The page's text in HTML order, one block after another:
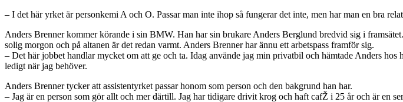
– I det här yrket är personkemi A och O. Passar man inte ihop så fungerar det inte, men har man en bra
Anders Brenner kommer körande i sin BMW. Han har sin brukare Anders Berglund bredvid sig i
solig morgon och på altanen är det redan varmt. Anders Brenner har ännu ett arbetspass framför sig.
– Det här jobbet handlar mycket om att ge och ta. Idag använde jag min privatbil och hämtade Anders
ledigt när jag behöver.
Anders Brenner tycker att assistentyrket passar honom som person och den bakgrund han har.
– Jag är en person som gör allt och mer därtill. Jag har tidigare drivit krog och haft cafŽ i 25 år och är en